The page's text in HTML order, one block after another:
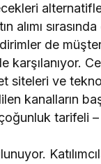
alımı
de
karşılanıyor.
siteleri ve
kanalların
tarifeli –